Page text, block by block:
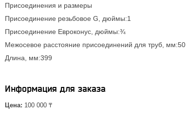
Присоединения и размеры
Присоединение резьбовое G, дюймы:1
Присоединение Евроконус, дюймы:¾
Межосевое расстояние присоединений для труб, мм:50
Длина, мм:399
Информация для заказа
Цена: 100 000 ₸